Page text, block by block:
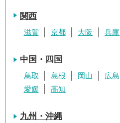
関西
滋賀 京都 大阪 兵庫
中国・四国
鳥取 島根 岡山 広島
愛媛
高知
九州・沖縄